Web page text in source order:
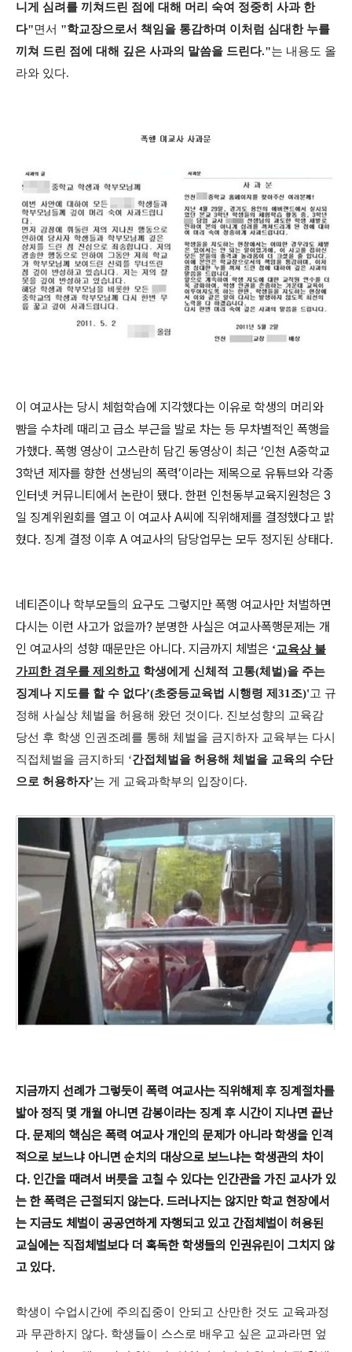
니게 심려를 끼쳐드린 점에 대해 머리 숙여 정중히 사과 한
다"면서 "학교장으로서 책임을 통감하며 이처럼 심대한 누를
끼쳐 드린 점에 대해 깊은 사과의 말씀을 드린다."는 내용도 올
라와 있다.
이 여교사는 당시 체험학습에 지각했다는 이유로 학생의 머리와
뺨을 수차례 때리고 급소 부근을 발로 차는 등 무차별적인 폭행을
가했다. 폭행 영상이 고스란히 담긴 동영상이 최근 ‘인천 A중학교
3학년 제자를 향한 선생님의 폭력’이라는 제목으로 유튜브와 각종
인터넷 커뮤니티에서 논란이 됐다. 한편 인천동부교육지원청은 3
일 징계위원회를 열고 이 여교사 A씨에 직위해제를 결정했다고 밝
혔다. 징계 결정 이후 A 여교사의 담당업무는 모두 정지된 상태다.
네티즌이나 학부모들의 요구도 그렇지만 폭행 여교사만 처벌하면
다시는 이런 사고가 없을까? 분명한 사실은 여교사폭행문제는 개
인 여교사의 성향 때문만은 아니다. 지금까지 체벌은 ‘교육상 불
가피한 경우를 제외하고 학생에게 신체적 고통(체벌)을 주는
징계나 지도를 할 수 없다’(초중등교육법 시행령 제31조)'고 규
정해 사실상 체벌을 허용해 왔던 것이다. 진보성향의 교육감
당선 후 학생 인권조례를 통해 체벌을 금지하자 교육부는 다시
직접체벌을 금지하되 ‘간접체벌을 허용해 체벌을 교육의 수단
으로 허용하자’는 게 교육과학부의 입장이다.
지금까지 선례가 그렇듯이 폭력 여교사는 직위해제 후 징계절차를
밟아 정직 몇 개월 아니면 감봉이라는 징계 후 시간이 지나면 끝난
다. 문제의 핵심은 폭력 여교사 개인의 문제가 아니라 학생을 인격
적으로 보느냐 아니면 순치의 대상으로 보느냐는 학생관의 차이
다. 인간을 때려서 버릇을 고칠 수 있다는 인간관을 가진 교사가 있
는 한 폭력은 근절되지 않는다. 드러나지는 않지만 학교 현장에서
는 지금도 체벌이 공공연하게 자행되고 있고 간접체벌이 허용된
교실에는 직접체벌보다 더 혹독한 학생들의 인권유린이 그치지 않
고 있다.
학생이 수업시간에 주의집중이 안되고 산만한 것도 교육과정
과 무관하지 않다. 학생들이 스스로 배우고 싶은 교과라면 엎